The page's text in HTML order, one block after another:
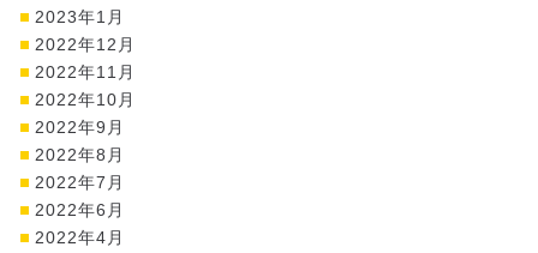
2023年1月
2022年12月
2022年11月
2022年10月
2022年9月
2022年8月
2022年7月
2022年6月
2022年4月